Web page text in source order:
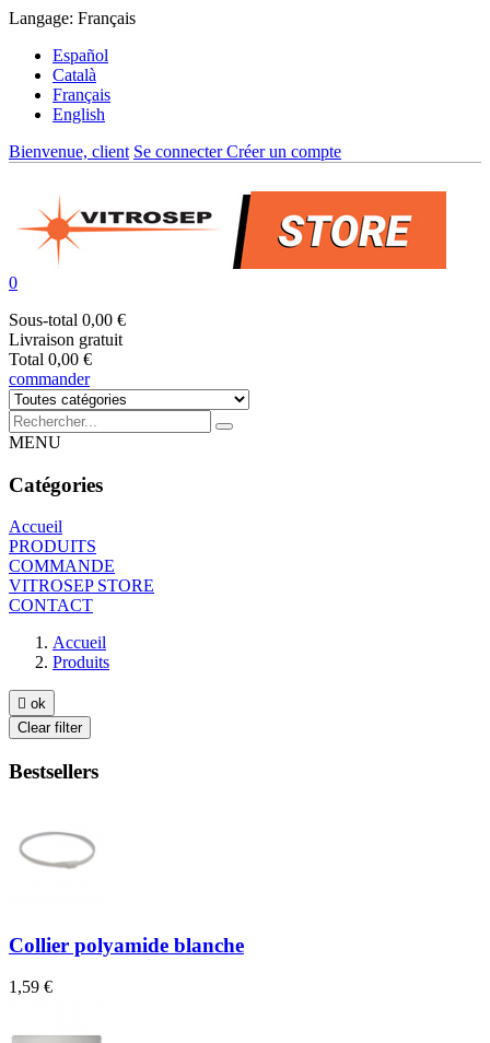
Langage: Français
Español
Català
Français
English
Bienvenue, client Se connecterCréer un compte
0
Sous-total 0,00 €
Livraison gratuit
Total 0,00 €
commander
MENU
Catégories
Accueil
PRODUITS
COMMANDE
VITROSEP STORE
CONTACT
Accueil
Produits
 ok
Clear filter
Bestsellers
Collier polyamide blanche
1,59 €